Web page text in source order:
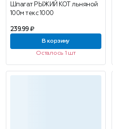
Шпагат РЫЖИЙ КОТ льняной
100м текс 1000
239.99 ₽
В корзину
Осталось 1 шт